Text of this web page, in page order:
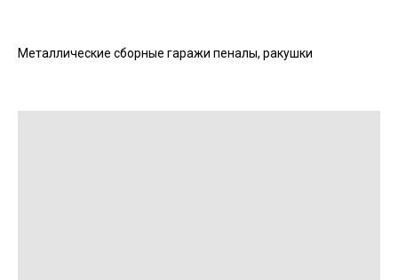
Металлические сборные гаражи пеналы, ракушки